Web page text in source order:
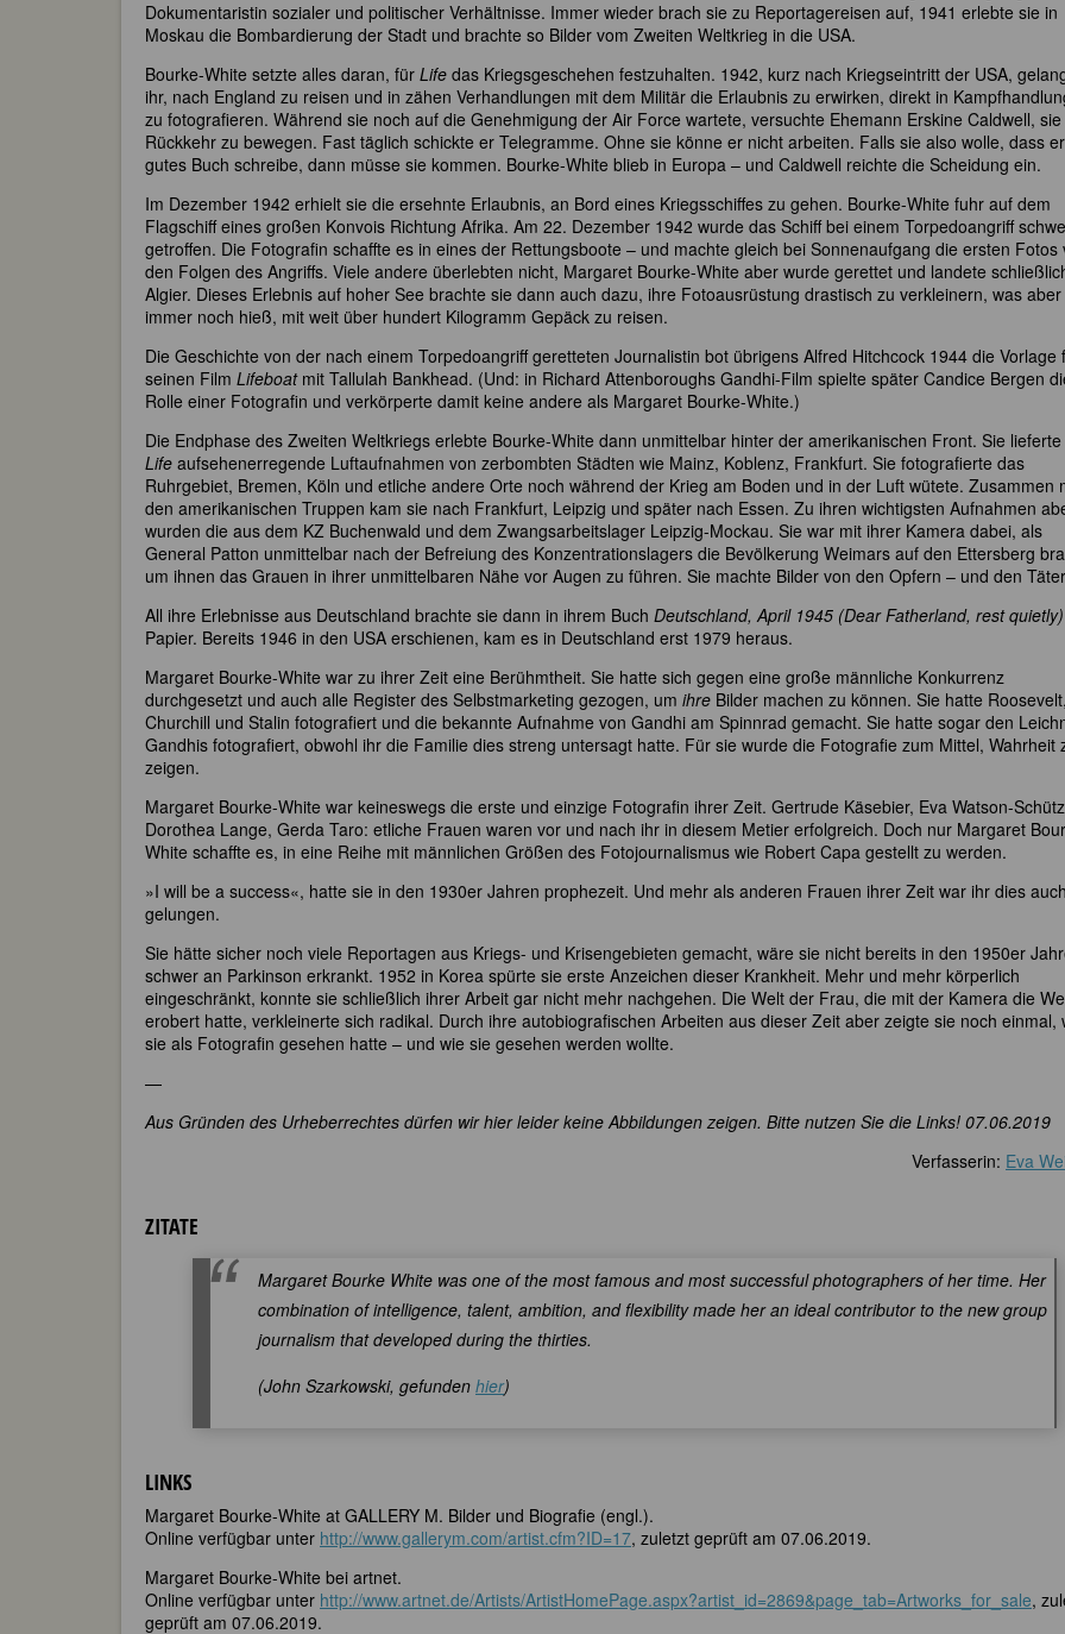
Dokumentaristin sozialer und politischer Verhältnisse. Immer wieder brach sie zu Reportagereisen auf, 1941 erlebte sie in
Moskau die Bombardierung der Stadt und brachte so Bilder vom Zweiten Weltkrieg in die USA.
Bourke-White setzte alles daran, für Life das Kriegsgeschehen festzuhalten. 1942, kurz nach Kriegseintritt der USA,
ihr, nach England zu reisen und in zähen Verhandlungen mit dem Militär die Erlaubnis zu erwirken, direkt in
zu fotografieren. Während sie noch auf die Genehmigung der Air Force wartete, versuchte Ehemann Erskine Caldwell,
Rückkehr zu bewegen. Fast täglich schickte er Telegramme. Ohne sie könne er nicht arbeiten. Falls sie also wolle, dass
gutes Buch schreibe, dann müsse sie kommen. Bourke-White blieb in Europa – und Caldwell reichte die Scheidung ein.
Im Dezember 1942 erhielt sie die ersehnte Erlaubnis, an Bord eines Kriegsschiffes zu gehen. Bourke-White fuhr auf dem
Flagschiff eines großen Konvois Richtung Afrika. Am 22. Dezember 1942 wurde das Schiff bei einem Torpedoangriff
getroffen. Die Fotografin schaffte es in eines der Rettungsboote – und machte gleich bei Sonnenaufgang die ersten Fotos
den Folgen des Angriffs. Viele andere überlebten nicht, Margaret Bourke-White aber wurde gerettet und landete
Algier. Dieses Erlebnis auf hoher See brachte sie dann auch dazu, ihre Fotoausrüstung drastisch zu verkleinern, was aber
immer noch hieß, mit weit über hundert Kilogramm Gepäck zu reisen.
Die Geschichte von der nach einem Torpedoangriff geretteten Journalistin bot übrigens Alfred Hitchcock 1944 die Vorlage
seinen Film Lifeboatmit Tallulah Bankhead. (Und: in Richard Attenboroughs Gandhi-Film spielte später Candice Bergen
Rolle einer Fotografin und verkörperte damit keine andere als Margaret Bourke-White.)
Die Endphase des Zweiten Weltkriegs erlebte Bourke-White dann unmittelbar hinter der amerikanischen Front. Sie
Life aufsehenerregende Luftaufnahmen von zerbombten Städten wie Mainz, Koblenz, Frankfurt. Sie fotografierte das
Ruhrgebiet, Bremen, Köln und etliche andere Orte noch während der Krieg am Boden und in der Luft wütete. Zusammen
den amerikanischen Truppen kam sie nach Frankfurt, Leipzig und später nach Essen. Zu ihren wichtigsten Aufnahmen
wurden die aus dem KZ Buchenwald und dem Zwangsarbeitslager Leipzig-Mockau. Sie war mit ihrer Kamera dabei, als
General Patton unmittelbar nach der Befreiung des Konzentrationslagers die Bevölkerung Weimars auf den Ettersberg
um ihnen das Grauen in ihrer unmittelbaren Nähe vor Augen zu führen. Sie machte Bilder von den Opfern – und den
All ihre Erlebnisse aus Deutschland brachte sie dann in ihrem Buch Deutschland, April 1945 (Dear Fatherland, rest quietly)
Papier. Bereits 1946 in den USA erschienen, kam es in Deutschland erst 1979 heraus.
Margaret Bourke-White war zu ihrer Zeit eine Berühmtheit. Sie hatte sich gegen eine große männliche Konkurrenz
durchgesetzt und auch alle Register des Selbstmarketing gezogen, um ihre Bilder machen zu können. Sie hatte Roosevelt,
Churchill und Stalin fotografiert und die bekannte Aufnahme von Gandhi am Spinnrad gemacht. Sie hatte sogar den
Gandhis fotografiert, obwohl ihr die Familie dies streng untersagt hatte. Für sie wurde die Fotografie zum Mittel, Wahrheit
zeigen.
Margaret Bourke-White war keineswegs die erste und einzige Fotografin ihrer Zeit. Gertrude Käsebier, Eva Watson-
Dorothea Lange, Gerda Taro: etliche Frauen waren vor und nach ihr in diesem Metier erfolgreich. Doch nur Margaret
White schaffte es, in eine Reihe mit männlichen Größen des Fotojournalismus wie Robert Capa gestellt zu werden.
»I will be a success«, hatte sie in den 1930er Jahren prophezeit. Und mehr als anderen Frauen ihrer Zeit war ihr dies auch
gelungen.
Sie hätte sicher noch viele Reportagen aus Kriegs- und Krisengebieten gemacht, wäre sie nicht bereits in den 1950er
schwer an Parkinson erkrankt. 1952 in Korea spürte sie erste Anzeichen dieser Krankheit. Mehr und mehr körperlich
eingeschränkt, konnte sie schließlich ihrer Arbeit gar nicht mehr nachgehen. Die Welt der Frau, die mit der Kamera die
erobert hatte, verkleinerte sich radikal. Durch ihre autobiografischen Arbeiten aus dieser Zeit aber zeigte sie noch einmal,
sie als Fotografin gesehen hatte – und wie sie gesehen werden wollte.
—
Aus Gründen des Urheberrechtes dürfen wir hier leider keine Abbildungen zeigen. Bitte nutzen Sie die Links! 07.06.2019
Verfasserin: Eva
ZITATE
Margaret Bourke White was one of the most famous and most successful photographers of her time. Her
combination of intelligence, talent, ambition, and flexibility made her an ideal contributor to the new group
journalism that developed during the thirties.
(John Szarkowski, gefunden hier)
LINKS
Margaret Bourke-White at GALLERY M. Bilder und Biografie (engl.).
Online verfügbar unter http://www.gallerym.com/artist.cfm?ID=17, zuletzt geprüft am 07.06.2019.
Margaret Bourke-White bei artnet.
Online verfügbar unter http://www.artnet.de/Artists/ArtistHomePage.aspx?artist_id=2869&page_tab=Artworks_for_sale,
geprüft am 07.06.2019.